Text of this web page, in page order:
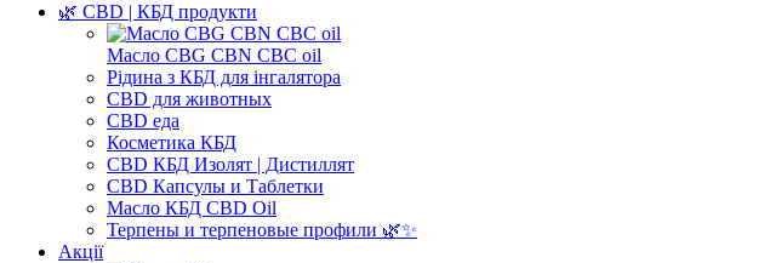
🌿 CBD | КБД продукти
Масло CBG CBN CBC oil
Рідина з КБД для інгалятора
CBD для животных
CBD еда
Косметика КБД
CBD КБД Изолят | Дистиллят
CBD Капсулы и Таблетки
Масло КБД CBD Oil
Терпены и терпеновые профили 🌿✨
Акції